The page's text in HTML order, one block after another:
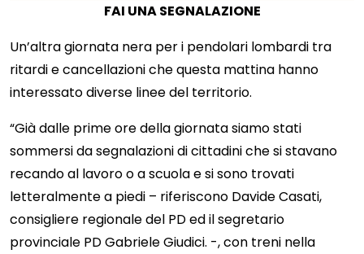
FAI UNA SEGNALAZIONE
Un’altra giornata nera per i pendolari lombardi tra
ritardi e cancellazioni che questa mattina hanno
interessato diverse linee del territorio.
“Già dalle prime ore della giornata siamo stati
sommersi da segnalazioni di cittadini che si stavano
recando al lavoro o a scuola e si sono trovati
letteralmente a piedi – riferiscono Davide Casati,
consigliere regionale del PD ed il segretario
provinciale PD Gabriele Giudici. -, con treni nella